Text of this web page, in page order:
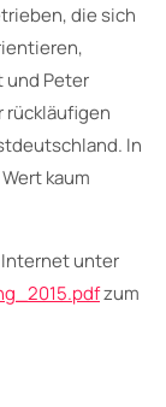
die sich
und Peter
rückläufigen
In
kaum
Internet unter
zum